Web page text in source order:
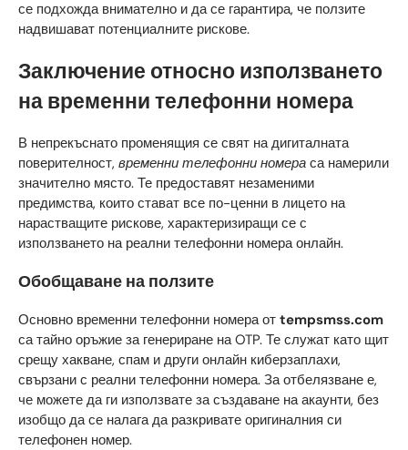
се подхожда внимателно и да се гарантира, че ползите
надвишават потенциалните рискове.
Заключение относно използването
на временни телефонни номера
В непрекъснато променящия се свят на дигиталната
поверителност, временни телефонни номера са намерили
значително място. Те предоставят незаменими
предимства, които стават все по-ценни в лицето на
нарастващите рискове, характеризиращи се с
използването на реални телефонни номера онлайн.
Обобщаване на ползите
Основно временни телефонни номера от tempsmss.com
са тайно оръжие за генериране на OTP. Те служат като щит
срещу хакване, спам и други онлайн киберзаплахи,
свързани с реални телефонни номера. За отбелязване е,
че можете да ги използвате за създаване на акаунти, без
изобщо да се налага да разкривате оригиналния си
телефонен номер.